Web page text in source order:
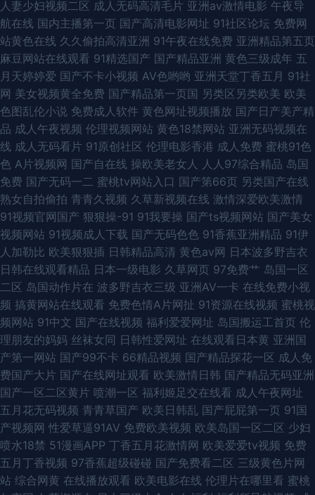
爱1区2区 91精选探花视频 五月婷婷激情网 俺去颜色官网 日韩成人精品网站
91网站高清在线观看
人妻少妇视频二区 成人无码高清毛片 亚洲av激情电影 午夜导
航在线 国内主播第一页 国产高清电影网址 91社区论坛 免费网
站黄色在线 久久偷拍高清亚洲 91午夜在线免费 亚洲精品第五页
麻豆网站在线观看 91精选国产 国产精品亚洲 黄色三级成年 五
月天婷婷爱 国产不卡小视频 AV色哟哟 亚洲天堂丁香五月 91社
网 美女视频黄全免费 国产精品第一页国 另类区另类欧美 欧美
色图乱伦小说 免费成人软件 黄色网址视频播放 国产日产美产精
品 成人午夜视频 伦理视频网站 黄色18禁网站 亚洲无码视频在
线 成人无码看片 91原创社区 伦理电影香港 成人免费 蜜桃91色
色 A片视频网 国产自在线 操欧美老女人 人人97综合精品 岛国
免费 国产无码一二 蜜桃tv网站入口 国产第66页 另类国产在线
熟女自拍偷拍 青青久视频 久草新视频在线 激情深爱欧美激情
91视频官网国产 狠狠操-91 91我要操 国产ts视频网站 国产美女
视频网站 91视频成人下载 国产无码色色 91香蕉亚洲精品 91伊
人加勒比 欧美狠狠插 日韩精品高清 黄色av网 日本波多野吉衣
日韩在线观看精品 日本一级电影 久草网页 97免费艹 岛国一区
二区 岛国动作片在 波多野吉衣三级 亚洲AV一卡 在线免费小视
频 搞黄网站在线观看 免费色情A片网扯 91资源在线视频 蜜桃视
频网站 91中文 国产在线视频 福利爱爱网址 岛国搬运工首页 伦
理朋友的妈妈 丝袜女同 日韩性爱网址 在线观看日本黄 亚洲国
产第一网站 国产99不卡 66精品视频 国产精品探花一区 成人免
费国产大片 国产在线网址观看 欧美激情日韩 国产精品无码亚洲
国产一区二区黄片 喷潮一区 福利姬足交在线看 成人午夜网址
五月花无码视频 青青草国产 欧美日韩乱 国产屁屁第一页 91国
产视频网 性爱草逼91AV 免费欧美视频 欧美岛国一区二区 少妇
喷水18禁 51漫画APP 丁香五月花激情网 欧美爱爱tv视频 免费
五月丁香视频 97香蕉超级碰碰 国产免费看二区 三级黄色片网
站 综合网黄 在线播放观看 欧美电影在线 伦理片在哪里看 蜜桃